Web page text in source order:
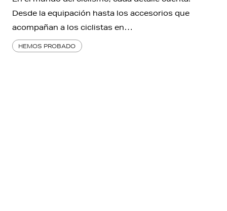
Desde la equipación hasta los accesorios que
acompañan a los ciclistas en…
HEMOS PROBADO